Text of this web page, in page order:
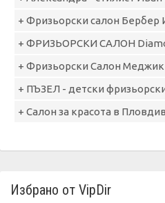
+ Фризьорски салон Бербер
+ ФРИЗЬОРСКИ САЛОН
+ Фризьорски Салон Меджик
+ ПЪЗЕЛ - детски
+ Салон за красота в
Избрано от VipDir